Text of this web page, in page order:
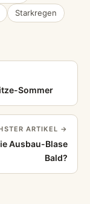
Starkregen
Sommer
ARTIKEL →
Ausbau-Blase
Bald?